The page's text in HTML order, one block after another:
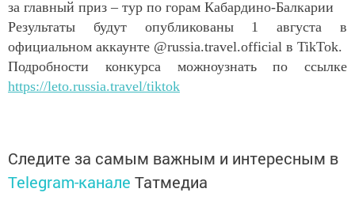
за главный приз – тур по горам Кабардино-Балкарии
Результаты будут опубликованы 1 августа в
официальном аккаунте @russia.travel.official в TikTok.
Подробности конкурса можноузнать по ссылке
https://leto.russia.travel/tiktok
Следите за самым важным и интересным в
Telegram-канале Татмедиа